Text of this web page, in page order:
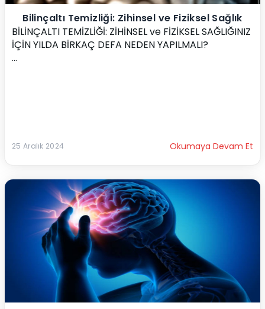
Bilinçaltı Temizliği: Zihinsel ve Fiziksel Sağlık
BİLİNÇALTI TEMİZLİĞİ: ZİHİNSEL ve FİZİKSEL SAĞLIĞINIZ
İÇİN YILDA BİRKAÇ DEFA NEDEN YAPILMALI?
...
25 Aralık 2024 Okumaya Devam Et